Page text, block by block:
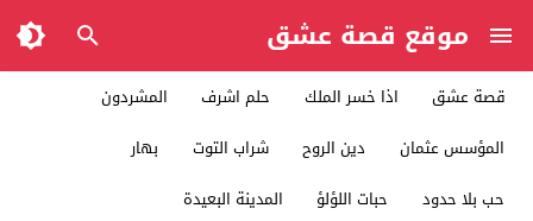
موقع قصة عشق
قصة عشق اذا خسر الملك حلم اشرف
المشردون
المؤسس عثمان
دين الروح شراب التوت
بهار
حب بلا حدود
حبات اللؤلؤ المدينة البعيدة